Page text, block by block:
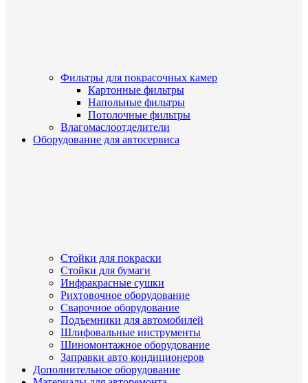
Фильтры для покрасочных камер
Картонные фильтры
Напольные фильтры
Потолочные фильтры
Влагомаслоотделители
Оборудование для автосервиса
Стойки для покраски
Стойки для бумаги
Инфракрасные сушки
Рихтовочное оборудование
Сварочное оборудование
Подъемники для автомобилей
Шлифовальные инструменты
Шиномонтажное оборудование
Заправки авто кондиционеров
Дополнительное оборудование